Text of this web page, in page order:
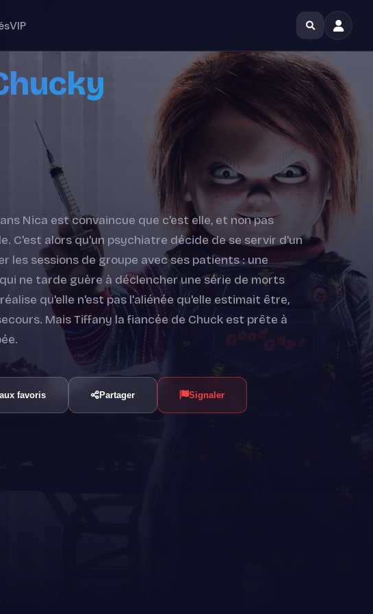
VIP
Nica est convaincue que c'est elle, et non pas
C'est alors qu'un psychiatre décide de se servir d'un
les sessions de groupe avec ses patients : une
ne tarde guère à déclencher une série de morts
qu'elle n'est pas l'aliénée qu'elle estimait être,
Mais Tiffany la fiancée de Chuck est prête à
favoris Partager Signaler